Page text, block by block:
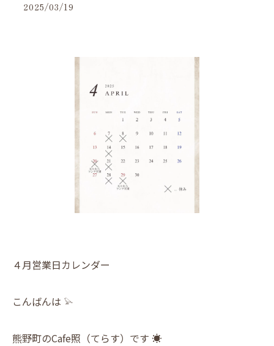
2025/03/19
４月営業日カレンダー
こんばんは 𓅫
熊野町のCafe照（てらす）です ☀︎